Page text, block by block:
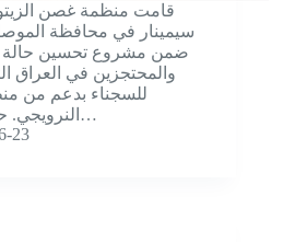
سيمينار في محافظة
ضمن مشروع تحسين حالة
والمحتجزين في العراق
للسجناء بدعم من
النرويجي. حضر الاجتماع 35 شخصا…
23